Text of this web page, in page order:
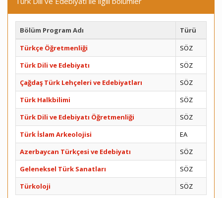
Bölüm Program Adı
Türü
Türkçe Öğretmenliği
SÖZ
Türk Dili ve Edebiyatı
SÖZ
Çağdaş Türk Lehçeleri ve Edebiyatları
SÖZ
Türk Halkbilimi
SÖZ
Türk Dili ve Edebiyatı Öğretmenliği
SÖZ
Türk İslam Arkeolojisi
EA
Azerbaycan Türkçesi ve Edebiyatı
SÖZ
Geleneksel Türk Sanatları
SÖZ
Türkoloji
SÖZ